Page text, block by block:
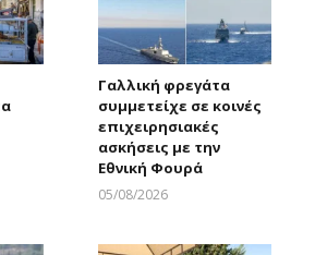
Γαλλική φρεγάτα
συμμετείχε σε κοινές
επιχειρησιακές
ασκήσεις με την
Εθνική Φουρά
05/08/2026